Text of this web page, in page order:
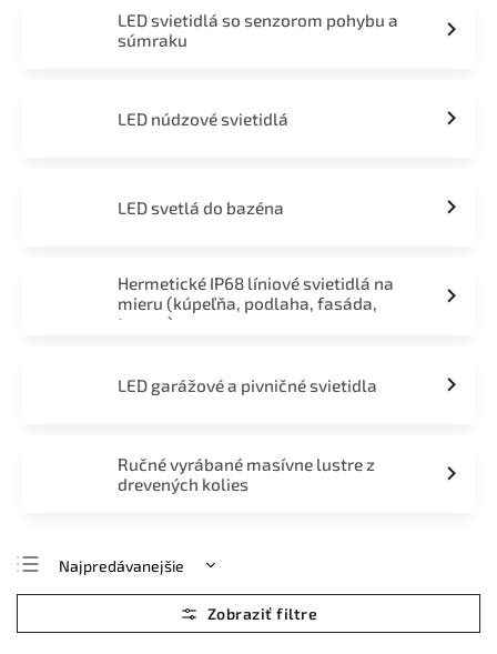
LED svietidlá so senzorom pohybu a
súmraku
LED núdzové svietidlá
LED svetlá do bazéna
Hermetické IP68 líniové svietidlá na
mieru (kúpeľňa, podlaha, fasáda,
terasa)
LED garážové a pivničné svietidla
Ručné vyrábané masívne lustre z
drevených kolies
Najpredávanejšie
Najlacnejšie
Najdrahšie